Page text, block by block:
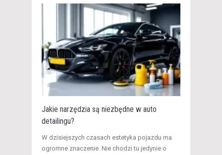
Jakie narzędzia są niezbędne w auto
detailingu?
W dzisiejszych czasach estetyka pojazdu ma
ogromne znaczenie. Nie chodzi tu jedynie o